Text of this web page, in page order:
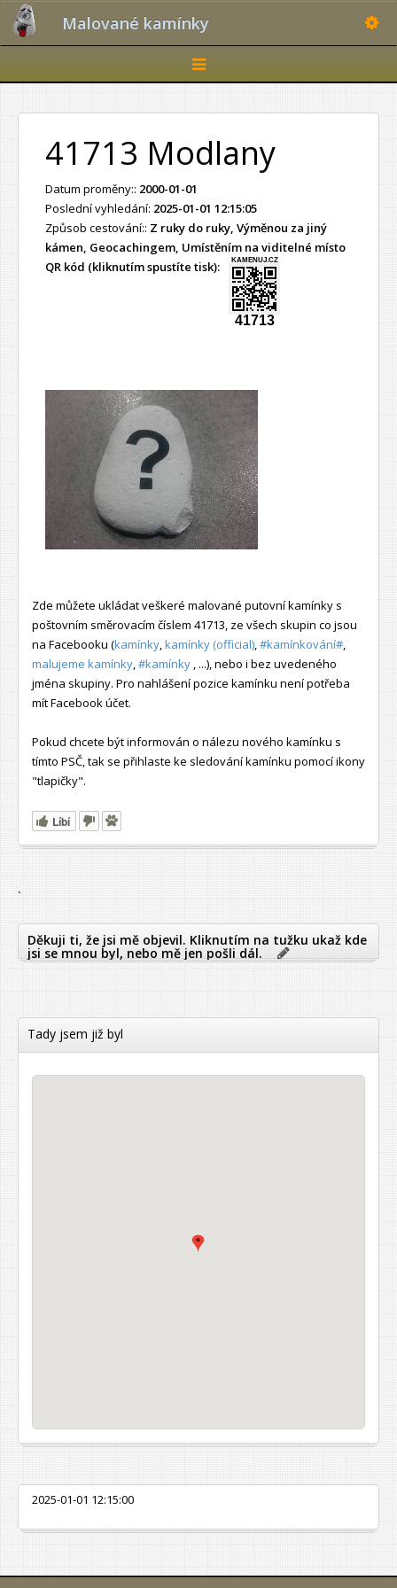
Malované kamínky
Toggle
navigation
41713 Modlany
Datum proměny:: 2000-01-01
Poslední vyhledání: 2025-01-01 12:15:05
Způsob cestování:: Z ruky do ruky, Výměnou za jiný
kámen, Geocachingem, Umístěním na viditelné místo
QR kód (kliknutím spustíte tisk):
KAMENUJ.CZ
41713
Zde můžete ukládat veškeré malované putovní kamínky s
poštovním směrovacím číslem 41713, ze všech skupin co jsou
na Facebooku (kamínky kamínky (official) #kamínkování#
malujeme kamínky #kamínky , ...), nebo i bez uvedeného
jména skupiny. Pro nahlášení pozice kamínku není potřeba
mít Facebook účet.
Pokud chcete být informován o nálezu nového kamínku s
tímto PSČ, tak se přihlaste ke sledování kamínku pomocí ikony
"tlapičky".
Líbí
`
Děkuji ti, že jsi mě objevil. Kliknutím na tužku ukaž kde
jsi se mnou byl, nebo mě jen pošli dál.
Tady jsem již byl
2025-01-01 12:15:00